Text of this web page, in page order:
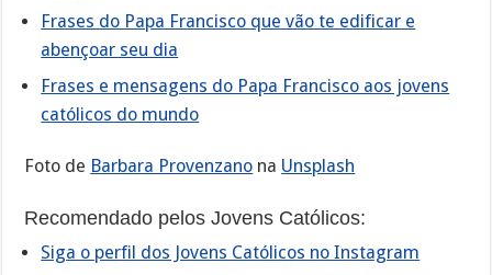
Frases do Papa Francisco que vão te edificar e
abençoar seu dia
Frases e mensagens do Papa Francisco aos jovens
católicos do mundo
Foto de Barbara Provenzano na Unsplash
Recomendado pelos Jovens Católicos:
Siga o perfil dos Jovens Católicos no Instagram